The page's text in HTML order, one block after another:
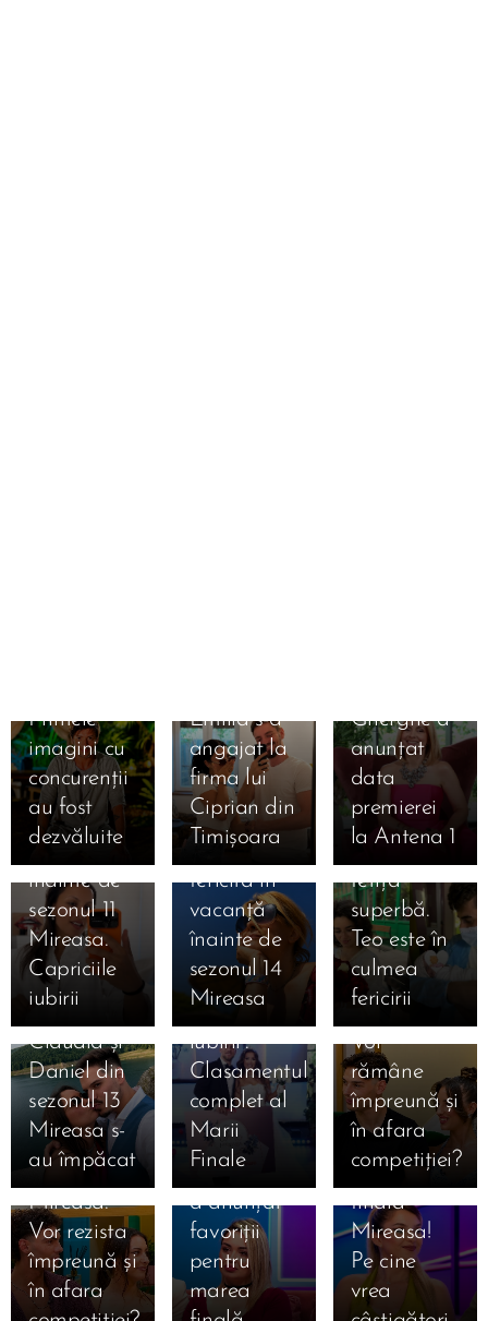
Primele
imagini cu
concurenții
au fost
dezvăluite
Emilia s-a
angajat la
firma lui
Ciprian din
Timișoara
Gherghe a
anunțat
data
premierei
la Antena 1
31.07.2026
Raluca
Preda se
bucură de
vacanță
înainte de
sezonul 11
Mireasa.
Capriciile
iubirii
31.07.2026
Simona
Gherghe,
extrem de
fericită în
vacanță
înainte de
sezonul 14
Mireasa
31.07.2026
Liliana din
sezonul 11
Mireasa a
născut o
fetiță
superbă.
Teo este în
culmea
fericirii
Claudia și
Daniel din
sezonul 13
Mireasa s-
au împăcat
17.07.2026
Ema și
Alan au
câștigat
Mireasa,
sezonul 13
„Meciul
iubirii”.
Clasamentul
complet al
Marii
Finale
16.07.2026
Daniela și
Mihai
după
Mireasa.
Vor
rămâne
împreună și
în afara
competiției?
16.07.2026
Denis și
Bianca
după
Mireasa.
Vor rezista
împreună și
în afara
16.07.2026
Ioana din
sezonul 8
Mireasa și-
a anunțat
favoriții
pentru
marea
16.07.2026
Bia și-a
ales
favoriții
pentru
marea
finală
Mireasa!
Pe cine
vrea